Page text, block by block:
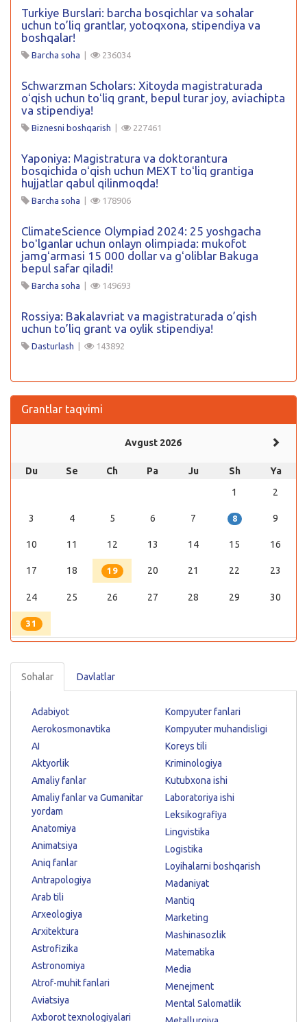
Turkiye Burslari: barcha bosqichlar va sohalar
uchun to’liq grantlar, yotoqxona, stipendiya va
boshqalar!
Barcha soha | 236034
Schwarzman Scholars: Xitoyda magistraturada
oʻqish uchun toʻliq grant, bepul turar joy, aviachipta
va stipendiya!
Biznesni boshqarish | 227461
Yaponiya: Magistratura va doktorantura
bosqichida oʻqish uchun MEXT toʻliq grantiga
hujjatlar qabul qilinmoqda!
Barcha soha | 178906
ClimateScience Olympiad 2024: 25 yoshgacha
boʻlganlar uchun onlayn olimpiada: mukofot
jamgʻarmasi 15 000 dollar va gʻoliblar Bakuga
bepul safar qiladi!
Barcha soha | 149693
Rossiya: Bakalavriat va magistraturada o’qish
uchun to’liq grant va oylik stipendiya!
Dasturlash | 143892
Grantlar taqvimi
Avgust 2026
Du Se Ch Pa Ju Sh
Ya
1
2
3 4 5 6 7 8 9
10 11 12 13 14 15 16
17 18 19 20 21 22 23
24 25 26 27 28 29 30
31
Sohalar Davlatlar
Adabiyot
Aerokosmonavtika
AI
Aktyorlik
Amaliy fanlar
Amaliy fanlar va Gumanitar
yordam
Anatomiya
Animatsiya
Aniq fanlar
Antrapologiya
Arab tili
Arxeologiya
Arxitektura
Astrofizika
Astronomiya
Atrof-muhit fanlari
Aviatsiya
Axborot texnologiyalari
Kompyuter fanlari
Kompyuter muhandisligi
Koreys tili
Kriminologiya
Kutubxona ishi
Laboratoriya ishi
Leksikografiya
Lingvistika
Logistika
Loyihalarni boshqarish
Madaniyat
Mantiq
Marketing
Mashinasozlik
Matematika
Media
Menejment
Mental Salomatlik